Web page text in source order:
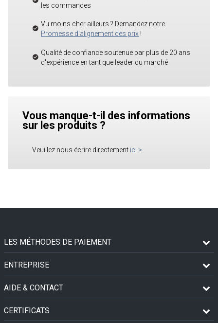
les commandes
Vu moins cher ailleurs ? Demandez notre
Promesse d'alignement des prix !
Qualité de confiance soutenue par plus de 20 ans
d'expérience en tant que leader du marché
Vous manque-t-il des informations
sur les produits ?
Veuillez nous écrire directement ici >
LES MÉTHODES DE PAIEMENT
ENTREPRISE
AIDE & CONTACT
CERTIFICATS